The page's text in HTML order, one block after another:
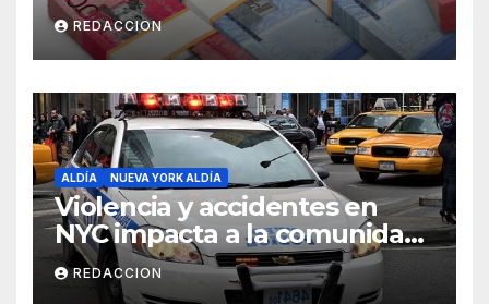
dinero del Seguro Familiar de
Salud
REDACCION
ALDÍA NUEVA YORK ALDÍA
Violencia y accidentes en
NYC impacta a la comunidad
dominicana
REDACCION